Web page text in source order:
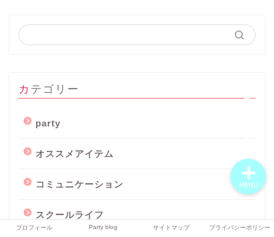
カテゴリー
party
オススメアイテム
コミュニケーション
スクールライフ
プロフィール Party blog サイトマップ プライバシーポリシー
MENU
Party blog